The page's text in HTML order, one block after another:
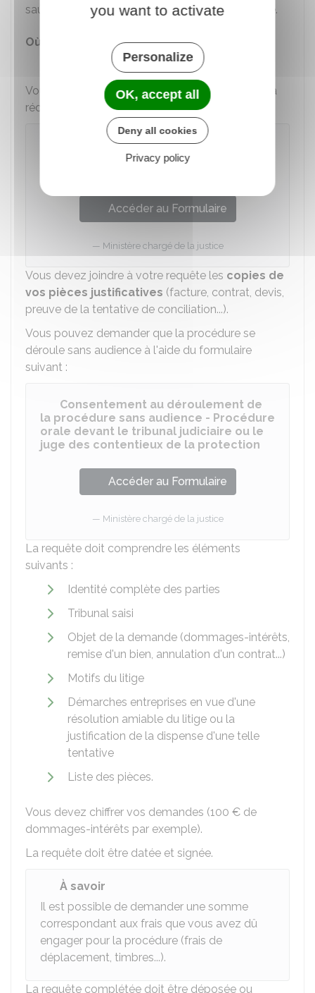
sauf si vous obtenezl'aide juridictionnelle totale.
Où s'adresser ?
Avocat
Vous pouvez utiliser le modèle suivant ou bien la
rédiger sur papier libre :
Requête aux fins de saisine du
tribunal judiciaire ou du tribunal de
Accéder au Formulaire
Ministère chargé de la justice
Vous devez joindre à votre requête les copies de
vos pièces justificatives (facture, contrat, devis,
preuve de la tentative de conciliation...).
Vous pouvez demander que la procédure se
déroule sans audience à l'aide du formulaire
suivant :
Consentement au déroulement de
la procédure sans audience - Procédure
orale devant le tribunal judiciaire ou le
juge des contentieux de la protection
Accéder au Formulaire
Ministère chargé de la justice
La requête doit comprendre les éléments
suivants :
Identité complète des parties
Tribunal saisi
Objet de la demande (dommages-intérêts,
remise d'un bien, annulation d'un contrat...)
Motifs du litige
Démarches entreprises en vue d'une
résolution amiable du litige ou la
justification de la dispense d'une telle
tentative
Liste des pièces.
Vous devez chiffrer vos demandes (100 € de
dommages-intérêts par exemple).
La requête doit être datée et signée.
À savoir
Il est possible de demander une somme
correspondant aux frais que vous avez dû
engager pour la procédure (frais de
déplacement, timbres...).
La requête complétée doit être déposée ou
you want to activate
Personalize
OK, accept all
Deny all cookies
Privacy policy